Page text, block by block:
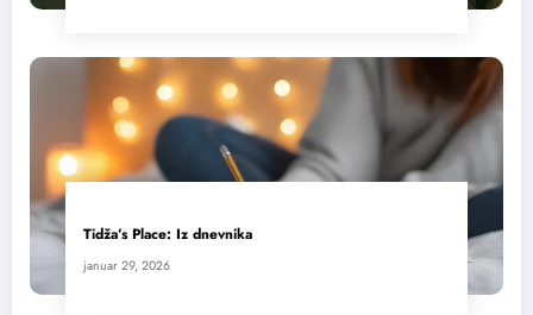
Tidža’s Place: Iz dnevnika
januar 29, 2026